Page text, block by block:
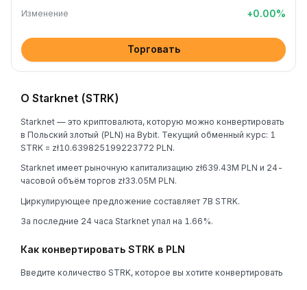
Изменение +0.00%
Торговать
О Starknet (STRK)
Starknet — это криптовалюта, которую можно конвертировать
в Польский злотый (PLN) на Bybit. Текущий обменный курс: 1
STRK = zł10.639825199223772 PLN.
Starknet имеет рыночную капитализацию zł639.43M PLN и 24-
часовой объём торгов zł33.05M PLN.
Циркулирующее предложение составляет 7B STRK.
За последние 24 часа Starknet упал на 1.66%.
Как конвертировать STRK в PLN
Введите количество STRK, которое вы хотите конвертировать